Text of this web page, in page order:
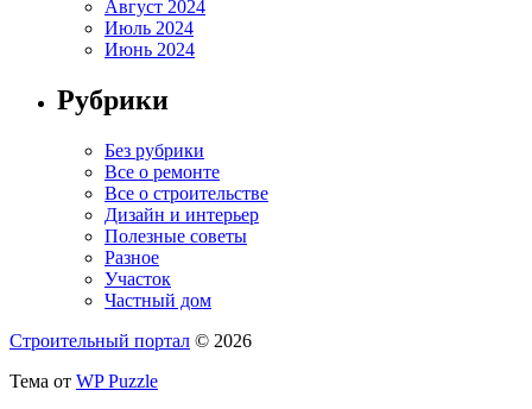
Август 2024
Июль 2024
Июнь 2024
Рубрики
Без рубрики
Все о ремонте
Все о строительстве
Дизайн и интерьер
Полезные советы
Разное
Участок
Частный дом
Строительный портал © 2026
Тема от WP Puzzle